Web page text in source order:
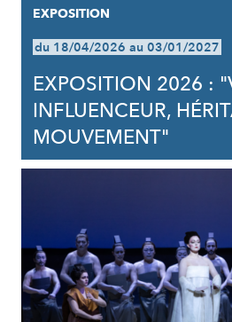
EXPOSITION
du 18/04/2026 au 03/01/2027
EXPOSITION 2026 :
INFLUENCEUR,
MOUVEMENT"